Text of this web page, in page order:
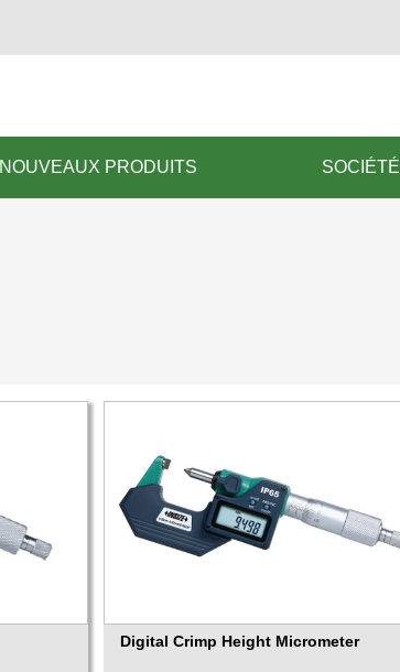
NOUVEAUX PRODUITS SOCIÉTÉ
Digital Crimp Height Micrometer